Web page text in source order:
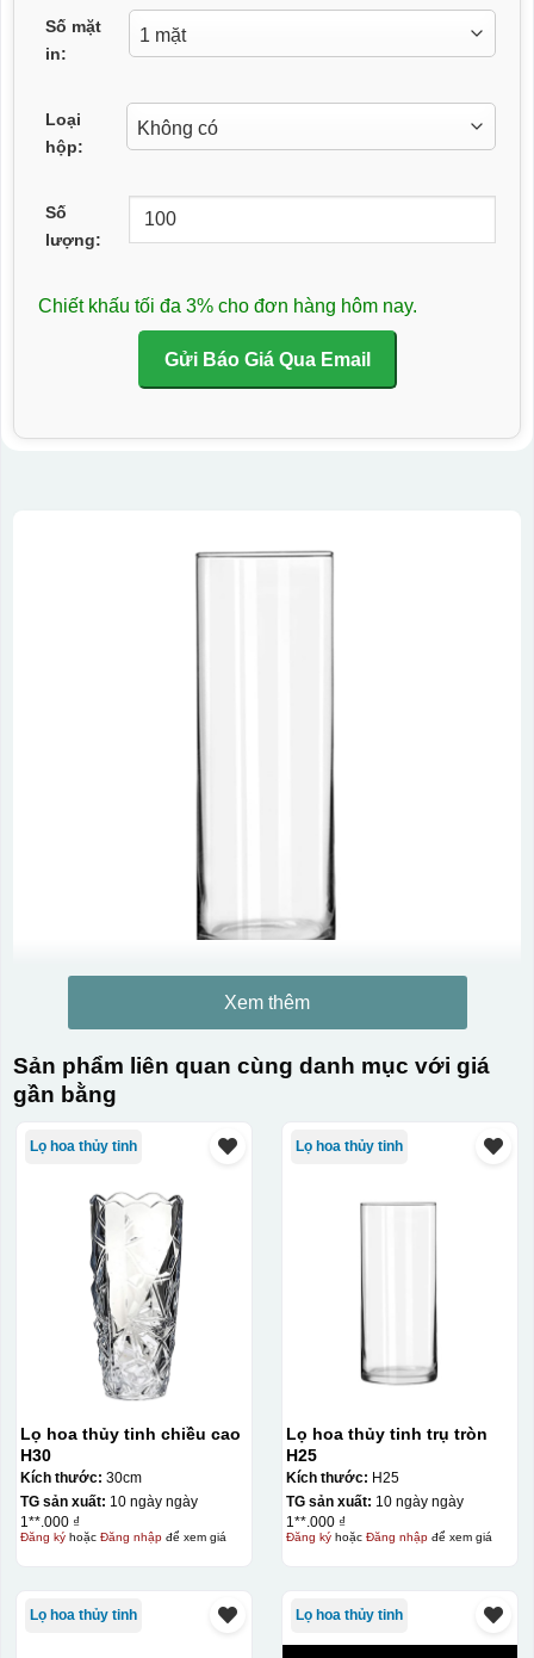
Số mặt
in:
Loại
hộp:
Số
lượng:
Chiết khấu tối đa 3% cho đơn hàng hôm nay.
Gửi Báo Giá Qua Email
Xem thêm
Sản phẩm liên quan cùng danh mục với giá
gần bằng
Lọ hoa thủy tinh
Lọ hoa thủy tinh chiều cao
H30
Kích thước: 30cm
TG sản xuất: 10 ngày ngày
1**.000 ₫
Đăng kýhoặc Đăng nhậpđể xem giá
Lọ hoa thủy tinh
Lọ hoa thủy tinh trụ tròn
H25
Kích thước: H25
TG sản xuất: 10 ngày ngày
1**.000 ₫
Đăng kýhoặc Đăng nhậpđể xem giá
Lọ hoa thủy tinh Lọ hoa thủy tinh